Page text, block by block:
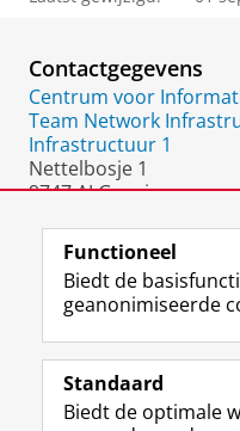
Contactgegevens
Centrum voor
Team Network
Infrastructuur 1
Nettelbosje 1
9747 AJ Groningen
Volg de
Studiekiezers
Functioneel
Biedt de
geanonimiseerde
Standaard
Biedt de optimale